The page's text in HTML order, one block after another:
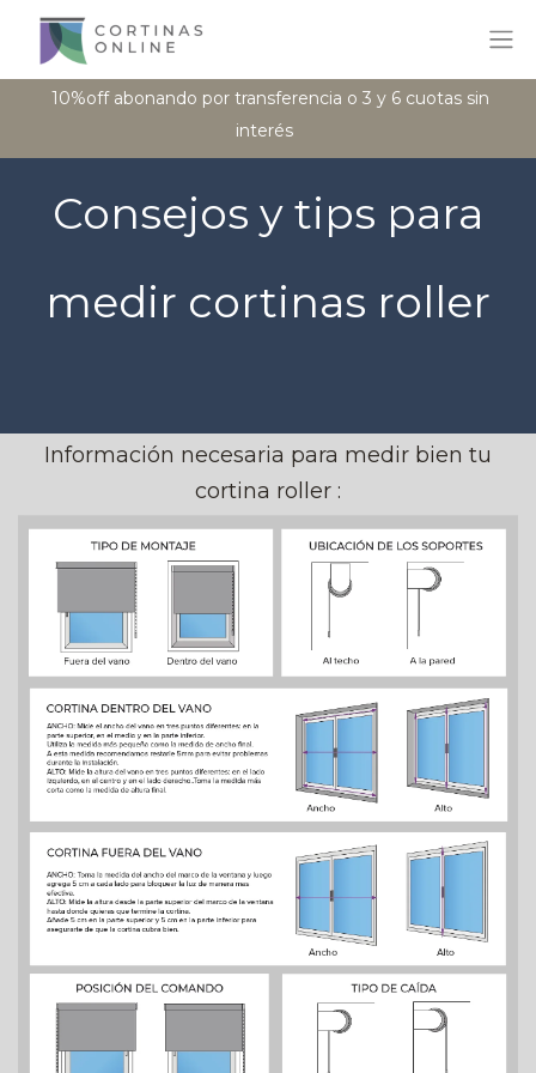
10%off abonando por transferencia o 3 y 6 cuotas sin
interés
Consejos y tips para
medir cortinas roller
Información necesaria para medir bien tu
cortina roller :